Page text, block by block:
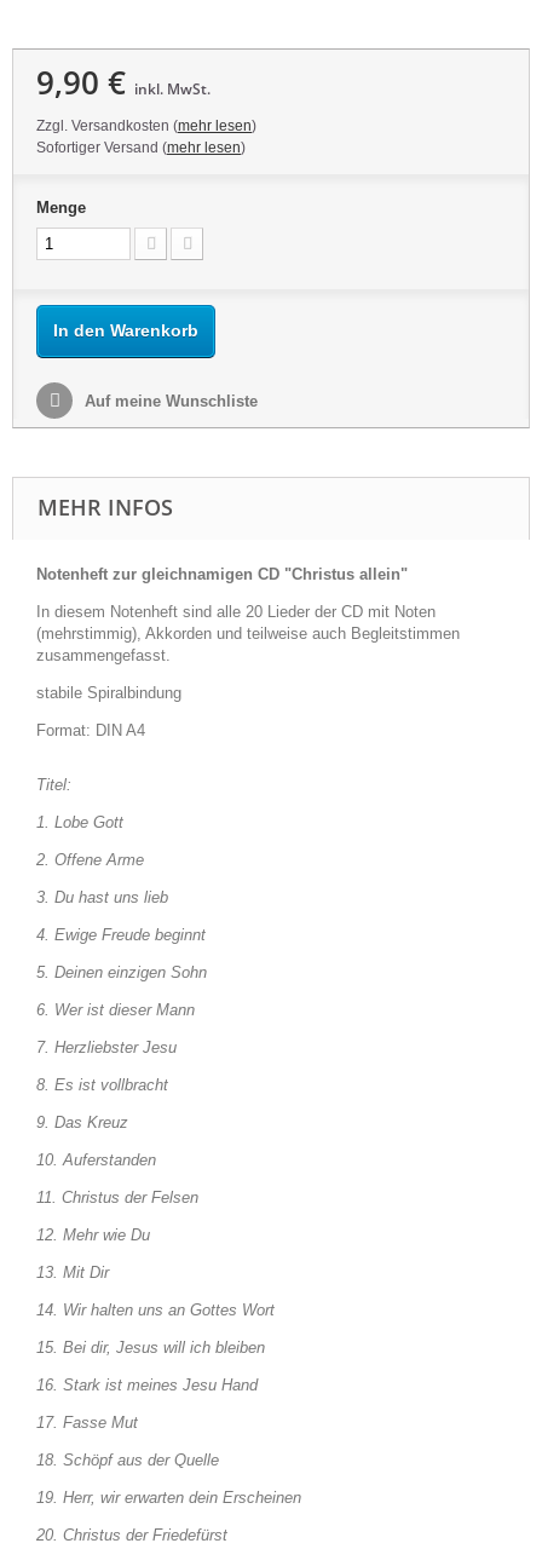
9,90 € inkl. MwSt.
Zzgl. Versandkosten (mehr lesen)
Sofortiger Versand (mehr lesen)
Menge
In den Warenkorb
Auf meine Wunschliste
MEHR INFOS
Notenheft zur gleichnamigen CD "Christus allein"
In diesem Notenheft sind alle 20 Lieder der CD mit Noten
(mehrstimmig), Akkorden und teilweise auch Begleitstimmen
zusammengefasst.
stabile Spiralbindung
Format: DIN A4
Titel:
1. Lobe Gott
2. Offene Arme
3. Du hast uns lieb
4. Ewige Freude beginnt
5. Deinen einzigen Sohn
6. Wer ist dieser Mann
7. Herzliebster Jesu
8. Es ist vollbracht
9. Das Kreuz
10. Auferstanden
11. Christus der Felsen
12. Mehr wie Du
13. Mit Dir
14. Wir halten uns an Gottes Wort
15. Bei dir, Jesus will ich bleiben
16. Stark ist meines Jesu Hand
17. Fasse Mut
18. Schöpf aus der Quelle
19. Herr, wir erwarten dein Erscheinen
20. Christus der Friedefürst